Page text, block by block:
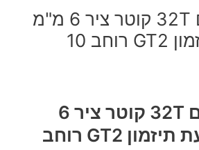
גלגל שיניים 32T קוטר ציר 6 מ"מ
לרצועת תיזמון GT2 רוחב 10
גלגל שיניים 32T קוטר ציר 6
מ"מ לרצועת תיזמון GT2 רוחב